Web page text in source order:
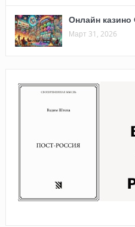
Онлайн
Март 31, 2026